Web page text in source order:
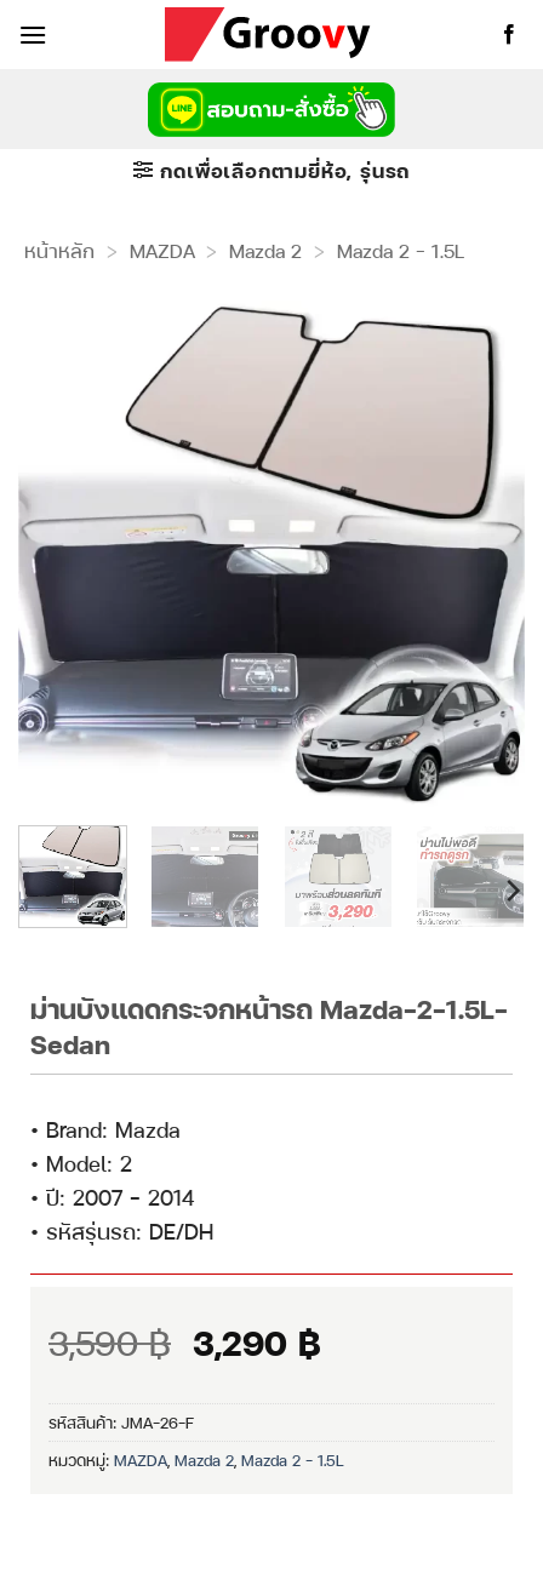
กดเพื่อเลือกตามยี่ห้อ, รุ่นรถ
หน้าหลัก > MAZDA > Mazda 2 > Mazda 2 - 1.5L
ม่านบังแดดกระจกหน้ารถ Mazda-2-1.5L-
Sedan
• Brand: Mazda
• Model: 2
• ปี: 2007 – 2014
• รหัสรุ่นรถ: DE/DH
3,590฿ Original
price
was:
3,590 ฿.
3,290 ฿Current
is:
3,290 ฿.
รหัสสินค้า: JMA-26-F
หมวดหมู่: MAZDA, Mazda 2, Mazda 2 - 1.5L